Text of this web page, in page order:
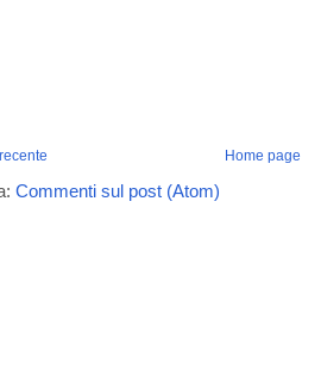
Home page
Commenti sul post (Atom)